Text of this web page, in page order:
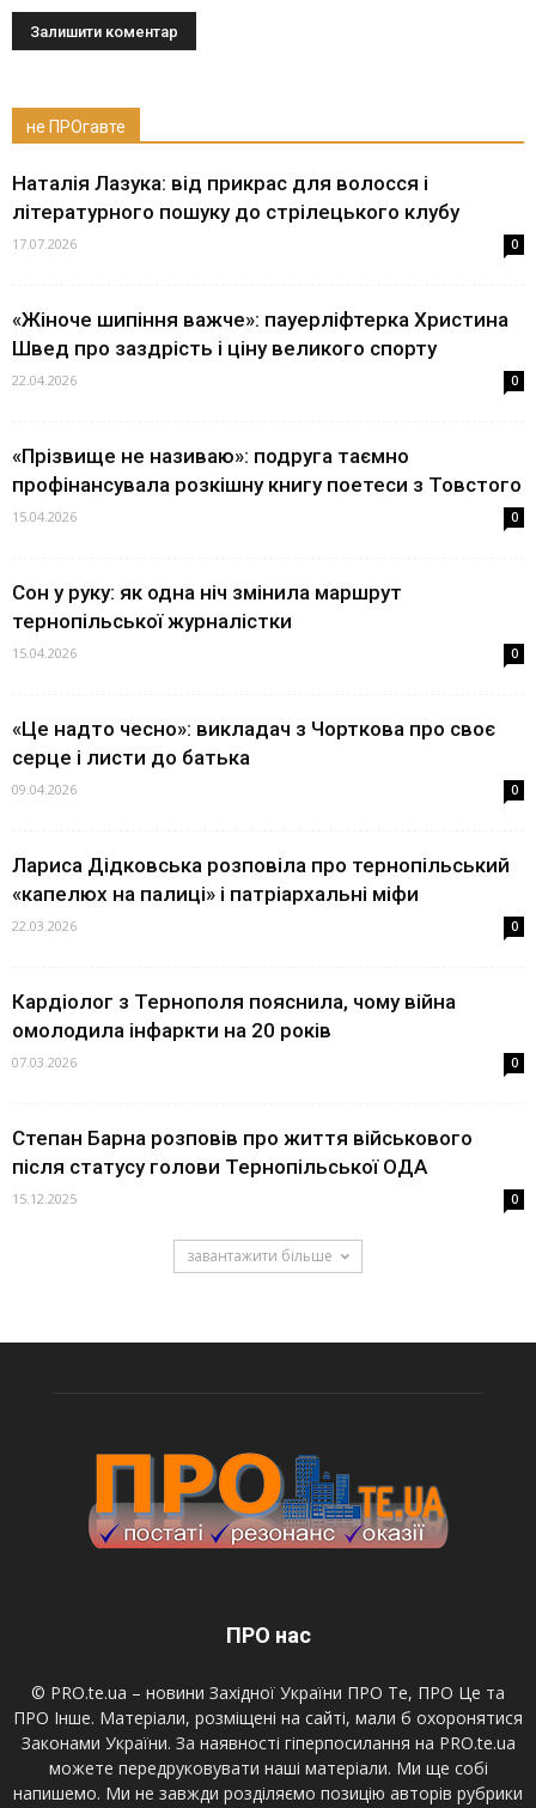
не ПРОгавте
Наталія Лазука: від прикрас для волосся і
літературного пошуку до стрілецького клубу
17.07.2026 0
«Жіноче шипіння важче»: пауерліфтерка Христина
Швед про заздрість і ціну великого спорту
22.04.2026 0
«Прізвище не називаю»: подруга таємно
профінансувала розкішну книгу поетеси з Товстого
15.04.2026 0
Сон у руку: як одна ніч змінила маршрут
тернопільської журналістки
15.04.2026 0
«Це надто чесно»: викладач з Чорткова про своє
серце і листи до батька
09.04.2026 0
Лариса Дідковська розповіла про тернопільський
«капелюх на палиці» і патріархальні міфи
22.03.2026 0
Кардіолог з Тернополя пояснила, чому війна
омолодила інфаркти на 20 років
07.03.2026 0
Степан Барна розповів про життя військового
після статусу голови Тернопільської ОДА
15.12.2025 0
завантажити більше
ПРО нас
© PRO.te.ua – новини Західної України ПРО Те, ПРО Це та
ПРО Інше. Матеріали, розміщені на сайті, мали б охоронятися
Законами України. За наявності гіперпосилання на PRO.te.ua
можете передруковувати наші матеріали. Ми ще собі
напишемо. Ми не завжди розділяємо позицію авторів рубрики